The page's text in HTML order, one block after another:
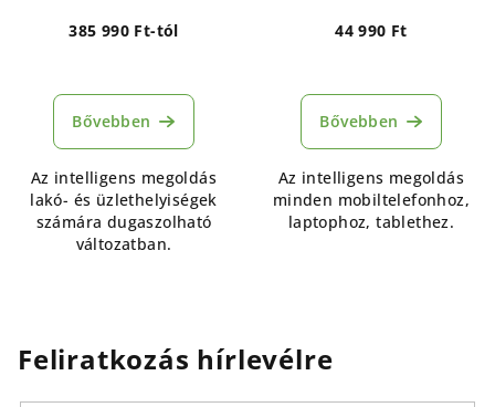
385 990 Ft-tól
Bővebben
Az intelligens megoldás
lakó- és üzlethelyiségek
számára dugaszolható
változatban.
44 990 Ft
Bővebben
Az intelligens megoldás
minden mobiltelefonhoz,
laptophoz, tablethez.
Feliratkozás hírlevélre